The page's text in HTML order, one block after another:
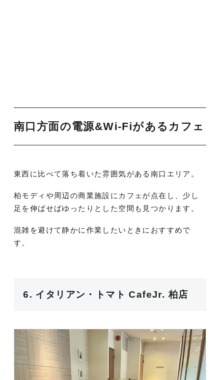
南口方面の電源&Wi-Fiがあるカフェ
東西に比べて落ち着いた雰囲気がある南口エリア。
柏モディや周辺の商業施設にカフェが点在し、少し
足を伸ばせばゆったりとした空間も見つかります。
混雑を避けて静かに作業したいときにおすすめで
す。
6. イタリアン・トマト CafeJr. 柏店